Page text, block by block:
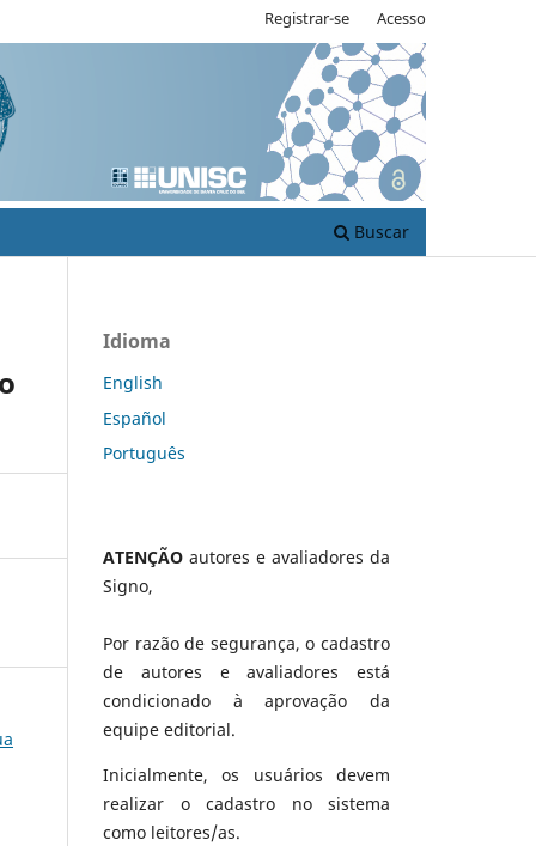
Buscar
Registrar-se Acesso
Idioma
English
Español
Português
ATENÇÃO autores e avaliadores da
Signo,
Por razão de segurança, o cadastro
de autores e avaliadores está
condicionado à aprovação da
equipe editorial.
Inicialmente, os usuários devem
realizar o cadastro no sistema
como leitores/as.